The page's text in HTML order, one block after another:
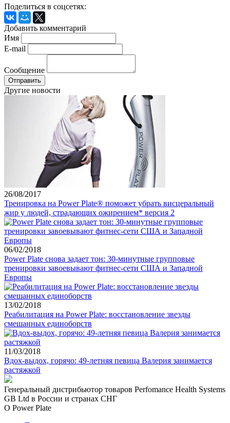
Поделиться в соцсетях:
Добавить комментарий
Имя
E-mail
Сообщение
Другие новости
26/08/2017
Тренировка на Power Plate® поможет убрать висцеральный
жир у людей, страдающих ожирением* версия 2
06/02/2018
Power Plate снова задает тон: 30-минутные групповые
тренировки завоевывают фитнес-сети США и Западной
Европы
13/02/2018
Реабилитация на Power Plate: восстановление звезды
смешанных единоборств
11/03/2018
Вдох-выдох, горячо: 49-летняя певица Валерия занимается
растяжкой
Генеральный дистрибьютор товаров Perfomance Health Systems
GB Ltd в России и странах СНГ
О Power Plate